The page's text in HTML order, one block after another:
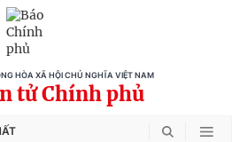
HÒA XÃ HỘI CHỦ NGHĨA VIỆT NAM
tử Chính phủ